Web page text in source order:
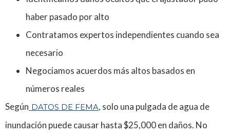
haber pasado por alto
Contratamos expertos independientes cuando sea
necesario
Negociamos acuerdos más altos basados en
números reales
Según DATOS DE FEMA, solo una pulgada de agua de
inundación puede causar hasta $25,000 en daños. No